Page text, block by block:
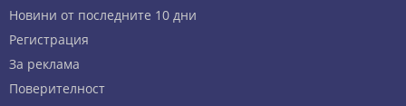
Новини от последните 10 дни
Регистрация
За реклама
Πoвepитeлнocт